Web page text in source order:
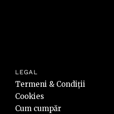
LEGAL
Termeni & Condiții
Cookies
Cum cumpăr